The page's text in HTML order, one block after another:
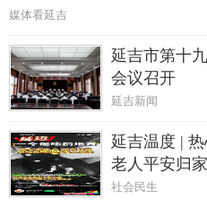
媒体看延吉
延吉市第十
会议召开
延吉新闻
延吉温度 |
老人平安归家
社会民生